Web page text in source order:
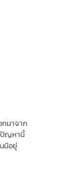
มาจาก
ปัญหานี้
มีอยู่